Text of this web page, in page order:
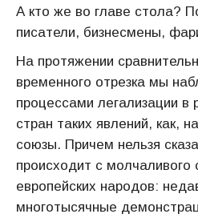
А кто же во главе стола?
писатели, бизнесмены,
На протяжении
временного отрезка мы
процессами легализации в
стран таких явлений, как,
союзы. Причем нельзя
происходит с молчаливого
европейских народов:
многотысячные